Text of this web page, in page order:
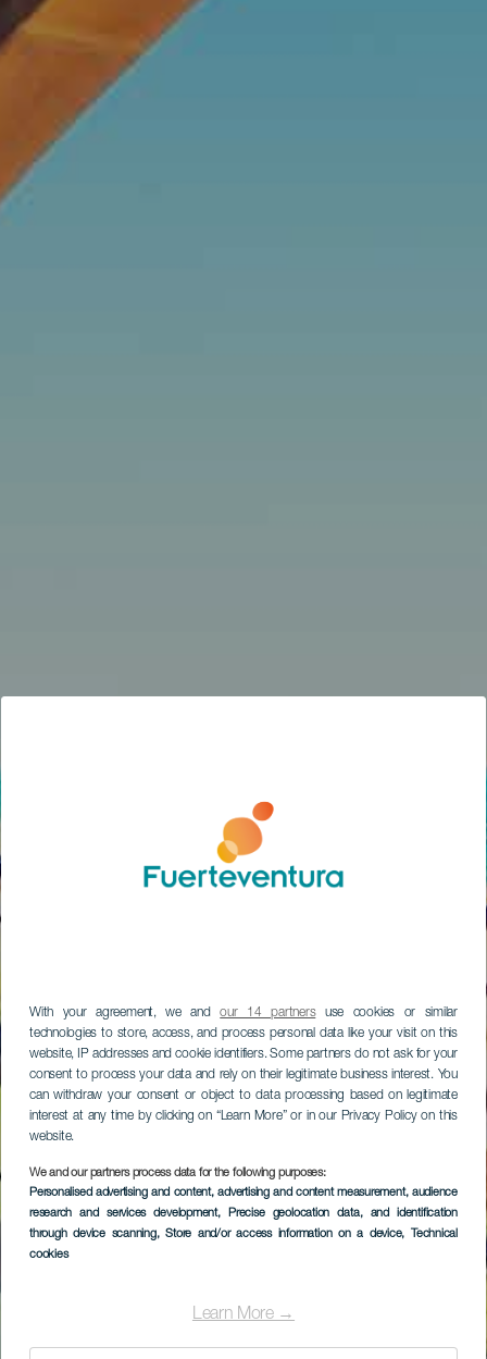
With your agreement, we andour 14 partnersuse cookies or similar
technologies to store, access, and process personal data like your visit on this
website, IP addresses and cookie identifiers. Some partners do not ask for your
consent to process your data and rely on their legitimate business interest. You
can withdraw your consent or object to data processing based on legitimate
interest at any time by clicking on “Learn More” or in our Privacy Policy on this
website.
We and our partners process data for the following purposes:
Personalised advertising and content, advertising and content measurement, audience
research and services development, Precise geolocation data, and identification
through device scanning, Store and/or access information on a device, Technical
cookies
Learn More →